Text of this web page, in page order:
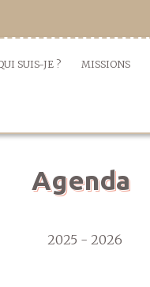
SUIS-JE ? MISSIONS
Agenda
2025 - 2026